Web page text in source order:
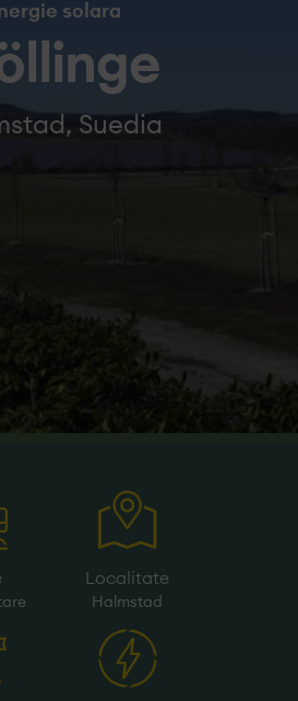
solara
Suedia
Localitate
Halmstad